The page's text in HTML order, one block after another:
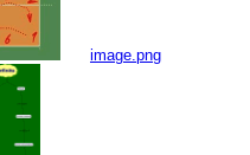
image.png